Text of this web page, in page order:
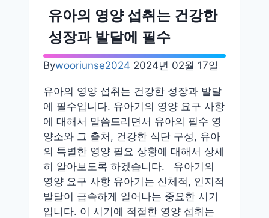
달
–
Piaget
의
지
발
달
이
론
유아의 영양 섭취는 건강한
성장과 발달에 필수
Bywooriunse2024 2024년 02월 17일
유아의 영양 섭취는 건강한 성장과 발달
에 필수입니다. 유아기의 영양 요구 사항
에 대해서 말씀드리면서 유아의 필수 영
양소와 그 출처, 건강한 식단 구성, 유아
의 특별한 영양 필요 상황에 대해서 상세
히 알아보도록 하겠습니다. 유아기의
영양 요구 사항 유아기는 신체적, 인지적
발달이 급속하게 일어나는 중요한 시기
입니다. 이 시기에 적절한 영양 섭취는